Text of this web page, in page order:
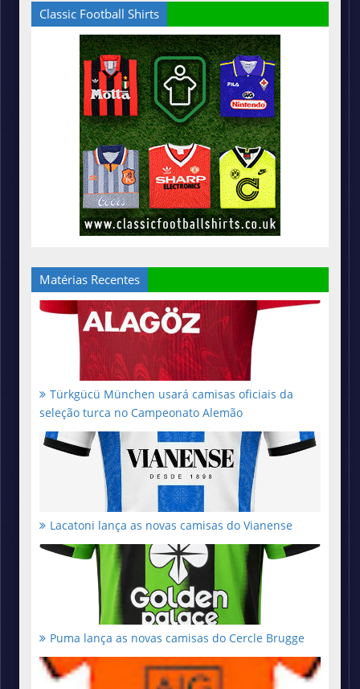
Classic Football Shirts
Matérias Recentes
Türkgücü München usará camisas oficiais da
seleção turca no Campeonato Alemão
Lacatoni lança as novas camisas do Vianense
Puma lança as novas camisas do Cercle Brugge